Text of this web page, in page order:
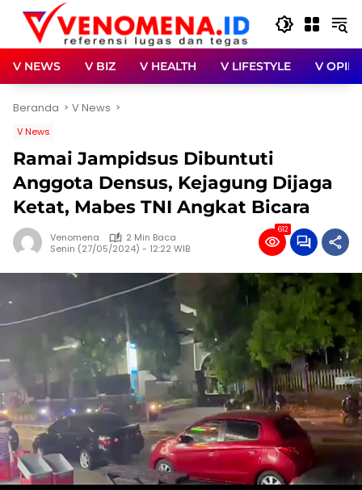
Langsung
konten
V NEWS V BIZ V HEALTH V LIFESTYLE V OPINI
Beranda V News
V News
Ramai Jampidsus Dibuntuti
Anggota Densus, Kejagung Dijaga
Ketat, Mabes TNI Angkat Bicara
Venomena
2 Min Baca
Senin (27/05/2024) - 12:22 WIB
612